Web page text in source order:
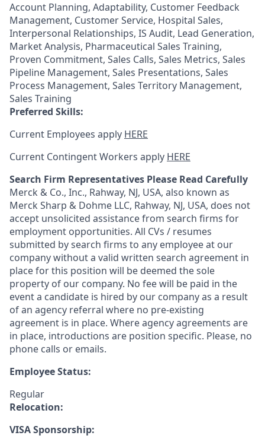
Account Planning, Adaptability, Customer Feedback
Management, Customer Service, Hospital Sales,
Interpersonal Relationships, IS Audit, Lead Generation,
Market Analysis, Pharmaceutical Sales Training,
Proven Commitment, Sales Calls, Sales Metrics, Sales
Pipeline Management, Sales Presentations, Sales
Process Management, Sales Territory Management,
Sales Training
Preferred Skills:
Current Employees apply HERE
Current Contingent Workers apply HERE
Search Firm Representatives Please Read Carefully
Merck & Co., Inc., Rahway, NJ, USA, also known as
Merck Sharp & Dohme LLC, Rahway, NJ, USA, does not
accept unsolicited assistance from search firms for
employment opportunities. All CVs / resumes
submitted by search firms to any employee at our
company without a valid written search agreement in
place for this position will be deemed the sole
property of our company. No fee will be paid in the
event a candidate is hired by our company as a result
of an agency referral where no pre-existing
agreement is in place. Where agency agreements are
in place, introductions are position specific. Please, no
phone calls or emails.
Employee Status:
Regular
Relocation:
VISA Sponsorship: